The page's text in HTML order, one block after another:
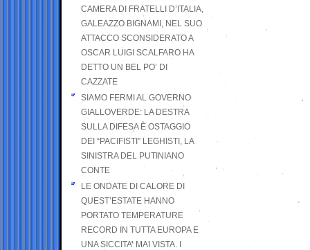
CAMERA DI FRATELLI D’ITALIA,
GALEAZZO BIGNAMI, NEL SUO
ATTACCO SCONSIDERATO A
OSCAR LUIGI SCALFARO HA
DETTO UN BEL PO’ DI
CAZZATE
SIAMO FERMI AL GOVERNO
GIALLOVERDE: LA DESTRA
SULLA DIFESA È OSTAGGIO
DEI “PACIFISTI” LEGHISTI, LA
SINISTRA DEL PUTINIANO
CONTE
LE ONDATE DI CALORE DI
QUEST’ESTATE HANNO
PORTATO TEMPERATURE
RECORD IN TUTTA EUROPA E
UNA SICCITA’ MAI VISTA. I